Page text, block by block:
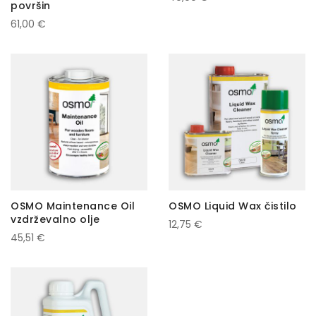
površin
61,00 €
OSMO Maintenance Oil
vzdrževalno olje
45,51 €
OSMO Liquid Wax čistilo
12,75 €